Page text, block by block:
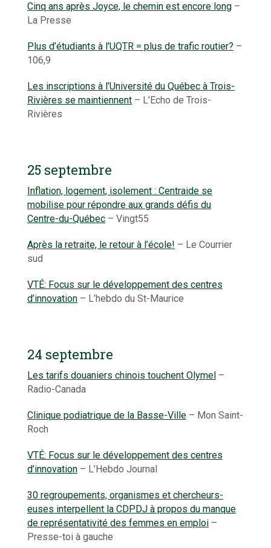
Cinq ans après Joyce, le chemin est encore long –
La Presse
Plus d’étudiants à l’UQTR = plus de trafic routier? –
106,9
Les inscriptions à l’Université du Québec à Trois-
Rivières se maintiennent – L’Echo de Trois-
Rivières
25 septembre
Inflation, logement, isolement : Centraide se
mobilise pour répondre aux grands défis du
Centre-du-Québec – Vingt55
Après la retraite, le retour à l’école! – Le Courrier
sud
VTÉ: Focus sur le développement des centres
d’innovation – L’hebdo du St-Maurice
24 septembre
Les tarifs douaniers chinois touchent Olymel –
Radio-Canada
Clinique podiatrique de la Basse-Ville – Mon Saint-
Roch
VTÉ: Focus sur le développement des centres
d’innovation – L’Hebdo Journal
30 regroupements, organismes et chercheurs-
euses interpellent la CDPDJ à propos du manque
de représentativité des femmes en emploi –
Presse-toi à gauche